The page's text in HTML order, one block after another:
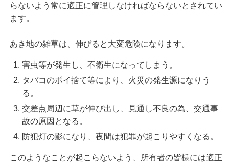
らないよう常に適正に管理しなければならないとされてい
ます。
あき地の雑草は、伸びると大変危険になります。
害虫等が発生し、不衛生になってしまう。
タバコのポイ捨て等により、火災の発生源になりう
る。
交差点周辺に草が伸び出し、見通し不良の為、交通事
故の原因となる。
防犯灯の影になり、夜間は犯罪が起こりやすくなる。
このようなことが起こらないよう、所有者の皆様には適正